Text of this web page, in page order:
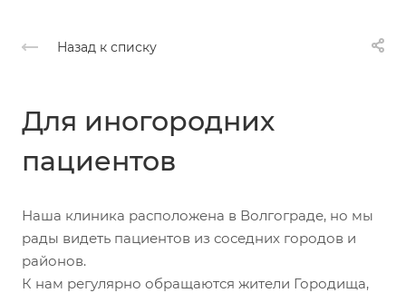
Назад к списку
Для иногородних
пациентов
Наша клиника расположена в Волгограде, но мы
рады видеть пациентов из соседних городов и
районов.
К нам регулярно обращаются жители Городища,